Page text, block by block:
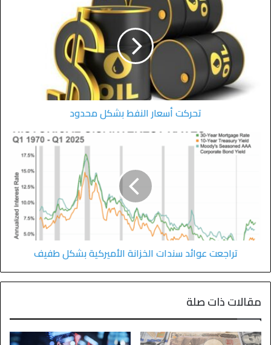
تحركت أسعار النفط بشكل محدود
تراجعت عوائد سندات الخزانة الأميركية بشكل طفيف
مقالات ذات صلة